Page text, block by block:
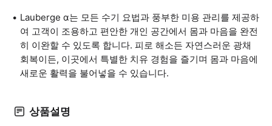
Lauberge α는 모든 수기 요법과 풍부한 미용 관리를 제공하
여 고객이 조용하고 편안한 개인 공간에서 몸과 마음을 완전
히 이완할 수 있도록 합니다. 피로 해소든 자연스러운 광채
회복이든, 이곳에서 특별한 치유 경험을 즐기며 몸과 마음에
새로운 활력을 불어넣을 수 있습니다.
상품설명